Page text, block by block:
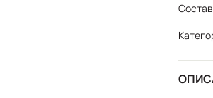
Состав